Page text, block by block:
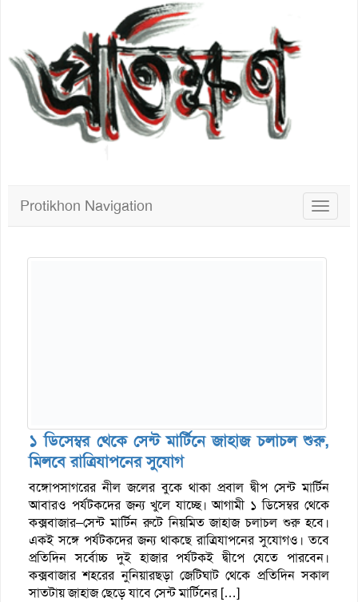
Toggle
Protikhon Navigation
১ ডিসেম্বর থেকে সেন্ট মার্টিনে জাহাজ চলাচল শুরু,
মিলবে রাত্রিযাপনের সুযোগ
বঙ্গোপসাগরের নীল জলের বুকে থাকা প্রবাল দ্বীপ সেন্ট মার্টিন
আবারও পর্যটকদের জন্য খুলে যাচ্ছে। আগামী ১ ডিসেম্বর থেকে
কক্সবাজার–সেন্ট মার্টিন রুটে নিয়মিত জাহাজ চলাচল শুরু হবে।
একই সঙ্গে পর্যটকদের জন্য থাকছে রাত্রিযাপনের সুযোগও। তবে
প্রতিদিন সর্বোচ্চ দুই হাজার পর্যটকই দ্বীপে যেতে পারবেন।
কক্সবাজার শহরের নুনিয়ারছড়া জেটিঘাট থেকে প্রতিদিন সকাল
সাতটায় জাহাজ ছেড়ে যাবে সেন্ট মার্টিনের […]